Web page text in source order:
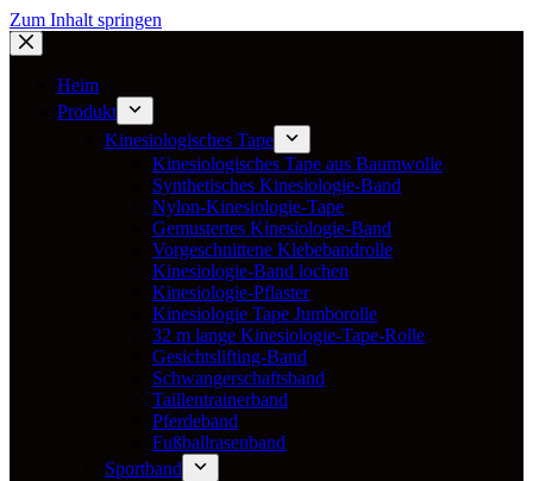
Zum Inhalt springen
Heim
Produkt
Kinesiologisches Tape
Kinesiologisches Tape aus Baumwolle
Synthetisches Kinesiologie-Band
Nylon-Kinesiologie-Tape
Gemustertes Kinesiologie-Band
Vorgeschnittene Klebebandrolle
Kinesiologie-Band lochen
Kinesiologie-Pflaster
Kinesiologie Tape Jumborolle
32 m lange Kinesiologie-Tape-Rolle
Gesichtslifting-Band
Schwangerschaftsband
Taillentrainerband
Pferdeband
Fußballrasenband
Sportband